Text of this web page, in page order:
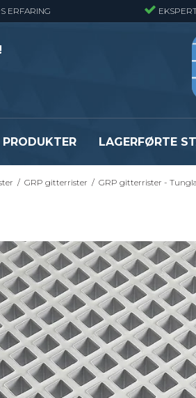
ERFARING
PRODUKTER
Gitterrister trinn – S235JR
Byggeplasstrinn
Se alle
Flexi Level
Justerbare ben
BROXOCLIP
LAGERFØRTE
/ GRP gitterrister / GRP gitterrister -